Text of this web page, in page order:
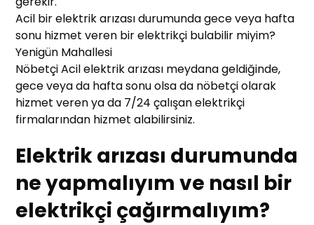
Acil bir elektrik arızası durumunda gece veya hafta
sonu hizmet veren bir elektrikçi bulabilir miyim?
Yenigün Mahallesi
Nöbetçi Acil elektrik arızası meydana geldiğinde,
gece veya da hafta sonu olsa da nöbetçi olarak
hizmet veren ya da 7/24 çalışan elektrikçi
firmalarından hizmet alabilirsiniz.
Elektrik arızası durumunda
ne yapmalıyım ve nasıl bir
elektrikçi çağırmalıyım?